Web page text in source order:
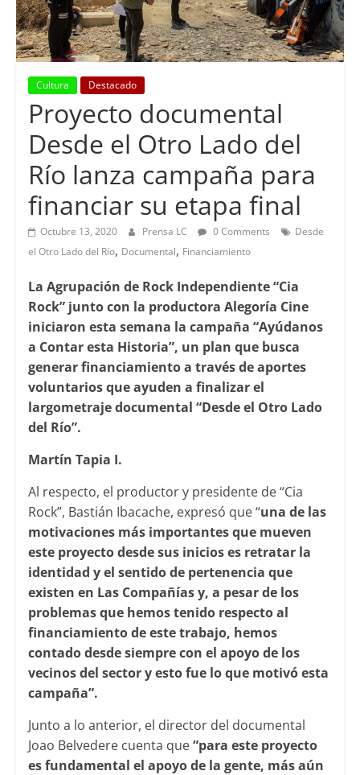
Cultura Destacado
Proyecto documental
Desde el Otro Lado del
Río lanza campaña para
financiar su etapa final
Octubre 13, 2020 Prensa LC 0 Comments
Desde
el Otro Lado del Río, Documental, Financiamiento
La Agrupación de Rock Independiente “Cia
Rock” junto con la productora Alegoría Cine
iniciaron esta semana la campaña “Ayúdanos
a Contar esta Historia”, un plan que busca
generar financiamiento a través de aportes
voluntarios que ayuden a finalizar el
largometraje documental “Desde el Otro Lado
del Río”.
Martín Tapia I.
Al respecto, el productor y presidente de “Cia
Rock”, Bastián Ibacache, expresó que “una de las
motivaciones más importantes que mueven
este proyecto desde sus inicios es retratar la
identidad y el sentido de pertenencia que
existen en Las Compañías y, a pesar de los
problemas que hemos tenido respecto al
financiamiento de este trabajo, hemos
contado desde siempre con el apoyo de los
vecinos del sector y esto fue lo que motivó esta
campaña”.
Junto a lo anterior, el director del documental
Joao Belvedere cuenta que“para este proyecto
es fundamental el apoyo de la gente, más aún